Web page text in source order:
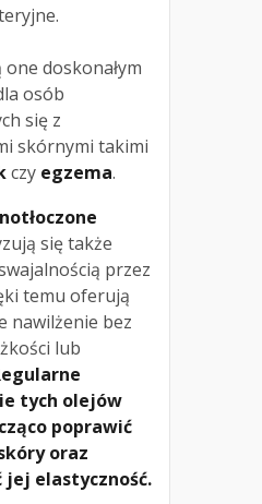
doskonałym
osób
się z
skórnymi takimi
czy egzema.
się także
przez
temu oferują
nawilżenie bez
lub
tych olejów
poprawić
oraz
jej elastyczność.